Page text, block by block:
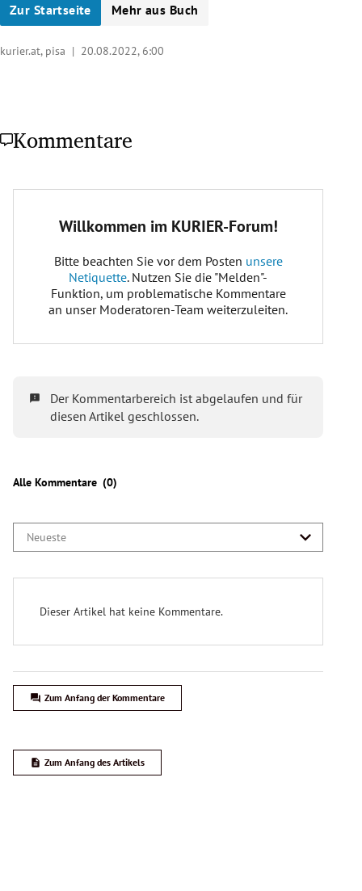
Zur Startseite Mehr aus Buch
kurier.at, pisa | 20.08.2022, 6:00
Kommentare